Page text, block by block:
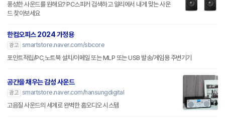
풍성한 사운드를 원해요? PC스피커 검색하고 알리에서 내게 맞는 사운
드 찾아보세요
한컴오피스 2024 가정용
광고 smartstore.naver.com/sbcore
포인트적립/PC,노트북 설치/이메일 또는 MLP 또는 USB 발송/게임용 주변기기
공간을 채우는 감성 사운드
광고 smartstore.naver.com/hansungdigital
고음질 사운드의 세계로 완벽한 홈오디오 시스템